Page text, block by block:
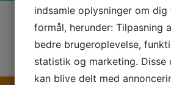
indsamle oplysninger om
formål, herunder: Tilpasning
bedre brugeroplevelse,
statistik og marketing. Disse
kan blive delt med